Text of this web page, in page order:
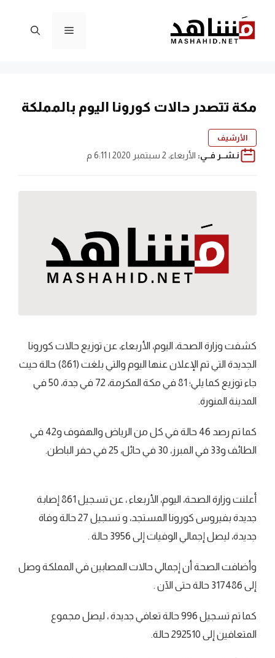
المحتوى
القائمة
مكة تتصدر حالات كورونا اليوم بالمملكة
الأرشيف
نـشــر فــي: الأربعاء، 2 سبتمبر 2020 | 6:11 م
كشفت وزارة الصحة، اليوم، الأربعاء، عن توزيع حالات كورونا
الجديدة التي تم الإعلان عنها اليوم والتي بلغت (861) حالة حيث
جاء توزيع كما يلي؛ 81 في مكة المكرمة، 72 في جدة، 50 في
المدينة المنورة.
كما تم رصد 46 حالة في كل من الرياض والهفوف و42 في
الطائف و33 في المبرز، 30 في حائل، 25 في حفر الباطن.
أعلنت وزارة الصحة، اليوم، الأربعاء ، عن تسجيل 861 إصابة
جديدة بفيروس كورونا المستجد، و تسجيل 27 حالة وفاة
جديدة، ليصل إجمالي الوفيات إلى 3956 حالة .
وأضافت الصحة أن إجمالي حالات المصابين في المملكة وصل
إلى 317486 حالة حتى الآن .
كما تم تسجيل 996 حالة تعافي جديدة ، ليصل مجموع
المتعافين إلى 292510 حالة.